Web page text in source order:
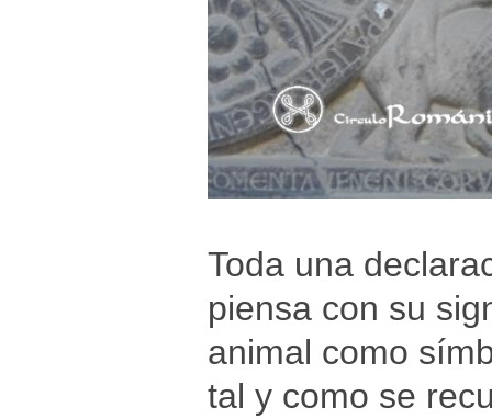
Toda una
piensa con su
animal como
tal y como se